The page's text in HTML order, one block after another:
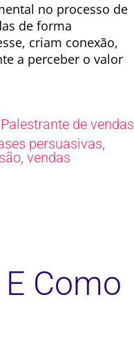
no processo de
de forma
criam conexão,
a perceber o valor
Palestrante de vendas
persuasivas,
, vendas
Como